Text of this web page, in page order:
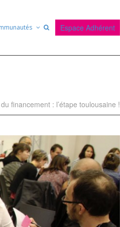
Espace Adhérent
financement : l’étape toulousaine !